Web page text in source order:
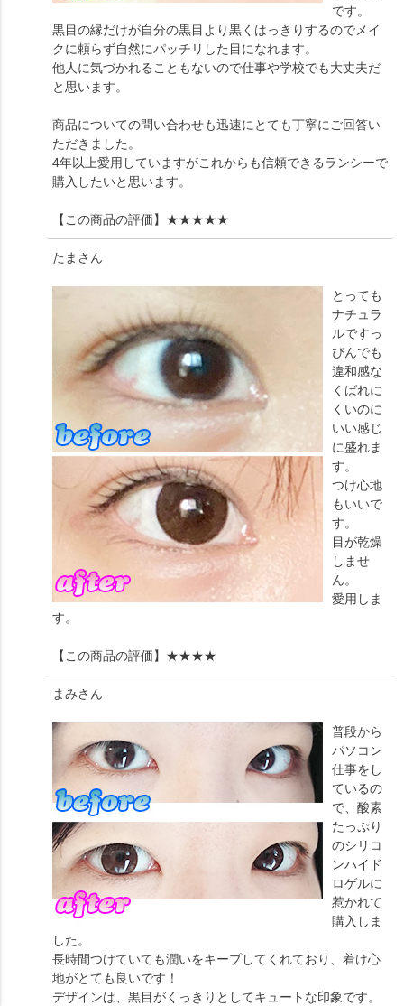
です。
黒目の縁だけが自分の黒目より黒くはっきりするのでメイ
クに頼らず自然にパッチリした目になれます。
他人に気づかれることもないので仕事や学校でも大丈夫だ
と思います。
商品についての問い合わせも迅速にとても丁寧にご回答い
ただきました。
4年以上愛用していますがこれからも信頼できるランシーで
購入したいと思います。
【この商品の評価】 ★★★★★
たま さん
とっても
ナチュラ
ルですっ
ぴんでも
違和感な
くばれに
くいのに
いい感じ
に盛れま
す。
つけ心地
もいいで
す。
目が乾燥
しませ
ん。
愛用しま
す。
【この商品の評価】 ★★★★
まみさん
普段から
パソコン
仕事をし
ているの
で、酸素
たっぷり
のシリコ
ンハイド
ロゲルに
惹かれて
購入しま
した。
長時間つけていても潤いをキープしてくれており、着け心
地がとても良いです！
デザインは、黒目がくっきりとしてキュートな印象です。